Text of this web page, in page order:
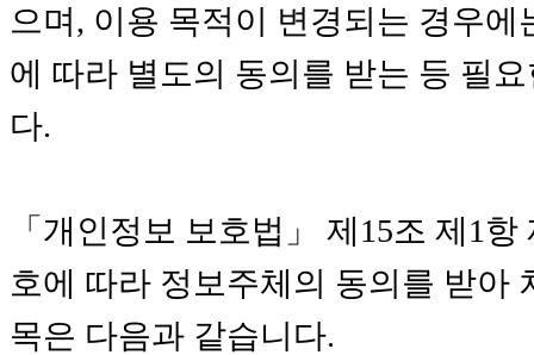
으며, 이용 목적이 변경되는 경우에
에 따라 별도의 동의를 받는 등 필
다.
「개인정보 보호법」 제15조 제1
호에 따라 정보주체의 동의를 받아
목은 다음과 같습니다.